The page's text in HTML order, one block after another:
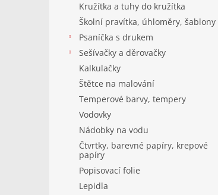
Kružítka a tuhy do kružítka
Školní pravítka, úhloměry, šablony
Psaníčka s drukem
Sešívačky a děrovačky
Kalkulačky
Štětce na malování
Temperové barvy, tempery
Vodovky
Nádobky na vodu
Čtvrtky, barevné papíry, krepové
papíry
Popisovací folie
Lepidla